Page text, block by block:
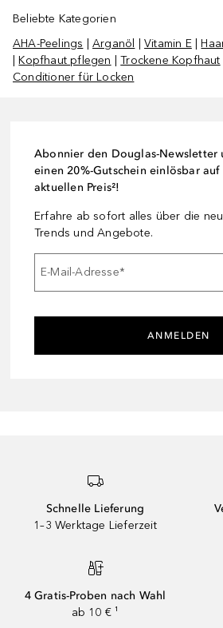
Beliebte Kategorien
AHA-Peelings |Arganöl |Vitamin E|
|Kopfhaut pflegen |Trockene Kopfhaut
Conditioner für Locken
Abonnier den Douglas-Newsletter
einen 20%-Gutschein einlösbar
aktuellen Preis²!
Erfahre ab sofort alles über die
Trends und Angebote.
E-Mail-Adresse*
ANMELDEN
Schnelle Lieferung
1–3 Werktage Lieferzeit
4 Gratis-Proben nach Wahl
ab 10 € ¹